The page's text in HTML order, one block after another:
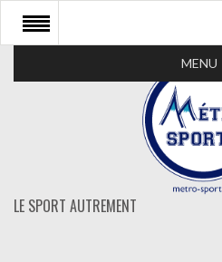
LE SPORT AUTREMENT
MENU